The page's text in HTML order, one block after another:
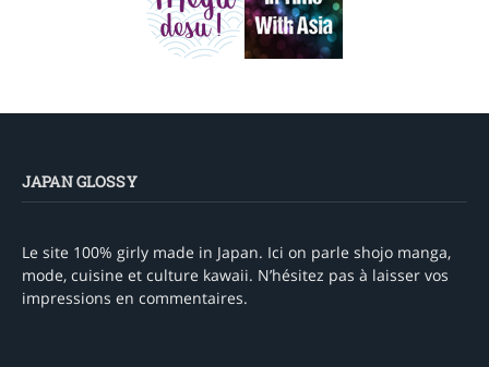
JAPAN GLOSSY
Le site 100% girly made in Japan. Ici on parle shojo manga,
mode, cuisine et culture kawaii. N’hésitez pas à laisser vos
impressions en commentaires.